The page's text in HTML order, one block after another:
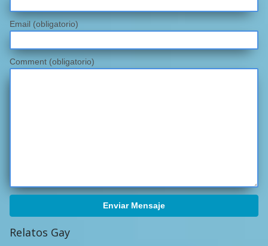
Email (obligatorio)
Comment (obligatorio)
Enviar Mensaje
Relatos Gay